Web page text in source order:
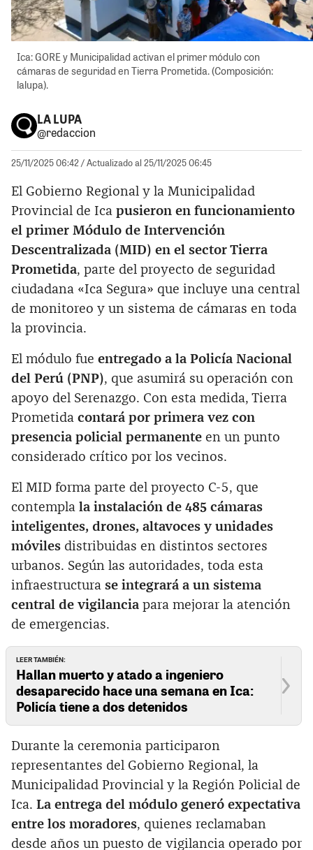
Ica: GORE y Municipalidad activan el primer módulo con
cámaras de seguridad en Tierra Prometida. (Composición:
lalupa).
LA LUPA
@redaccion
25/11/2025 06:42/ Actualizado al 25/11/2025 06:45
El Gobierno Regional y la Municipalidad
Provincial de Ica pusieron en funcionamiento
el primer Módulo de Intervención
Descentralizada (MID) en el sector Tierra
Prometida, parte del proyecto de seguridad
ciudadana «Ica Segura» que incluye una central
de monitoreo y un sistema de cámaras en toda
la provincia.
El módulo fue entregado a la Policía Nacional
del Perú (PNP), que asumirá su operación con
apoyo del Serenazgo. Con esta medida, Tierra
Prometida contará por primera vez con
presencia policial permanente en un punto
considerado crítico por los vecinos.
El MID forma parte del proyecto C-5, que
contempla la instalación de 485 cámaras
inteligentes, drones, altavoces y unidades
móviles distribuidas en distintos sectores
urbanos. Según las autoridades, toda esta
infraestructura se integrará a un sistema
central de vigilancia para mejorar la atención
de emergencias.
LEER TAMBIÉN:
Hallan muerto y atado a ingeniero
desaparecido hace una semana en Ica:
Policía tiene a dos detenidos
Durante la ceremonia participaron
representantes del Gobierno Regional, la
Municipalidad Provincial y la Región Policial de
Ica. La entrega del módulo generó expectativa
entre los moradores, quienes reclamaban
desde años un puesto de vigilancia operado por